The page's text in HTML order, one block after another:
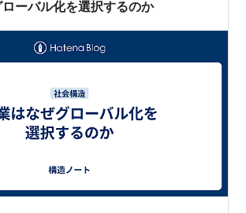
ーバル化を選択するのか